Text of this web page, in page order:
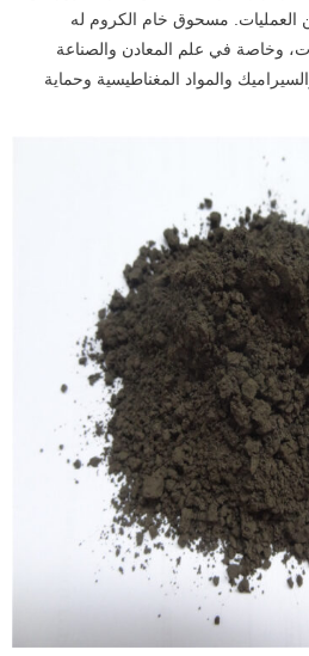
العمليات. مسحوق خام الكروم له
وخاصة في علم المعادن والصناعة
والسيراميك والمواد المغناطيسية وحماية